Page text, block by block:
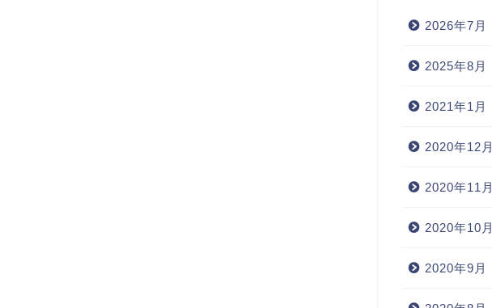
2026年7月
2025年8月
2021年1月
2020年12月
2020年11月
2020年10月
2020年9月